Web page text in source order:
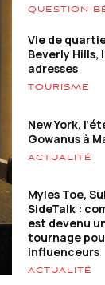
QUESTION
Vie de
Beverly Hills,
adresses
TOURISME
New York,
Gowanus à
ACTUALITÉ
Myles Toe,
SideTalk :
est devenu
tournage
influenceurs
ACTUALITÉ